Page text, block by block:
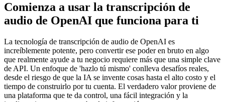
Comienza a usar la transcripción de
audio de OpenAI que funciona para ti
La tecnología de transcripción de audio de OpenAI es
increíblemente potente, pero convertir ese poder en bruto en algo
que realmente ayude a tu negocio requiere más que una simple clave
de API. Un enfoque de 'hazlo tú mismo' conlleva desafíos reales,
desde el riesgo de que la IA se invente cosas hasta el alto costo y el
tiempo de construirlo por tu cuenta. El verdadero valor proviene de
una plataforma que te da control, una fácil integración y la